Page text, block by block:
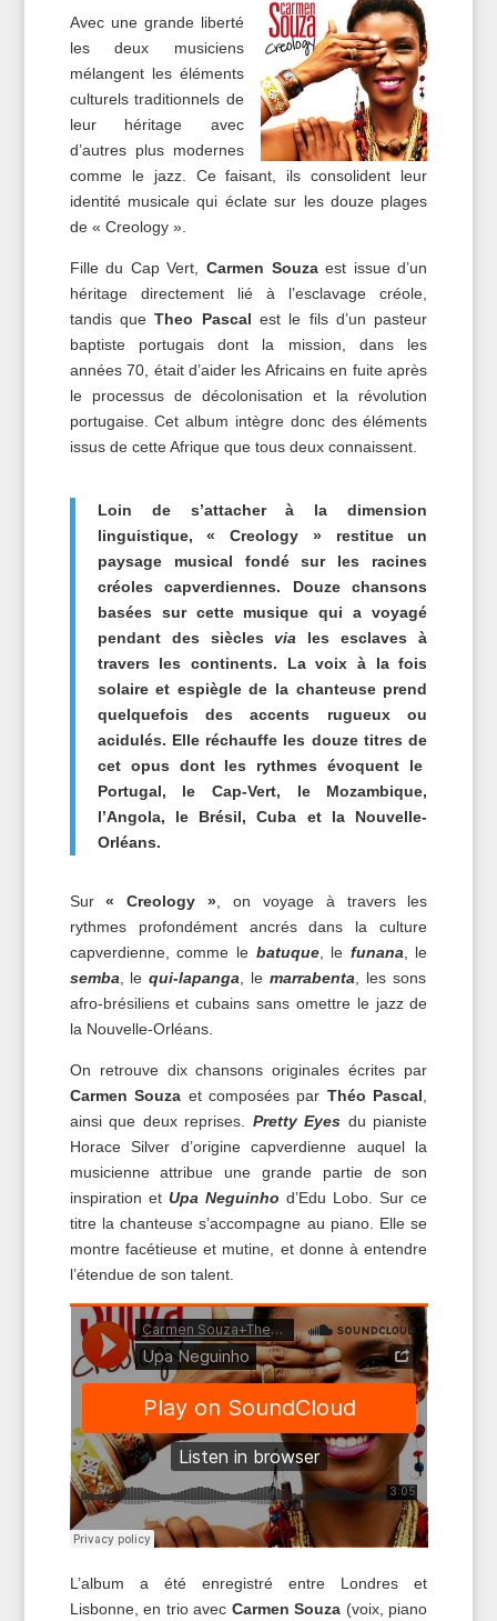
Avec une grande liberté
les deux musiciens
mélangent les éléments
culturels traditionnels de
leur héritage avec
d’autres plus modernes
comme le jazz. Ce faisant, ils consolident leur
identité musicale qui éclate sur les douze plages
de « Creology ».
Fille du Cap Vert, Carmen Souzaest issue d’un
héritage directement lié à l’esclavage créole,
tandis queTheo Pascal est le fils d’un pasteur
baptiste portugais dont la mission, dans les
années 70, était d’aider les Africains en fuite après
le processus de décolonisation et la révolution
portugaise. Cet album intègre donc des éléments
issus de cette Afrique que tous deux connaissent.
Loin de s’attacher à la dimension
linguistique, « Creology » restitue un
paysage musical fondé sur les racines
créoles capverdiennes. Douze chansons
basées sur cette musique qui a voyagé
pendant des siècles via les esclaves à
travers les continents. La voix à la fois
solaire et espiègle de la chanteuse prend
quelquefois des accents rugueux ou
acidulés. Elle réchauffe les douze titres de
cet opus dont les rythmes évoquent le
Portugal, le Cap-Vert, le Mozambique,
l’Angola, le Brésil, Cuba et la Nouvelle-
Orléans.
Sur« Creology » , on voyage à travers les
rythmes profondément ancrés dans la culture
capverdienne, comme le batuque, le funana , le
semba , lequi-lapanga , le marrabenta , les sons
afro-brésiliens et cubains sans omettre le jazz de
la Nouvelle-Orléans.
On retrouve dix chansons originales écrites par
Carmen Souza et composées par Théo Pascal
ainsi que deux reprises. Pretty Eyes du pianiste
Horace Silver d’origine capverdienne auquel la
musicienne attribue une grande partie de son
inspiration et Upa Neguinhod’Edu Lobo. Sur ce
titre la chanteuse s’accompagne au piano. Elle se
montre facétieuse et mutine, et donne à entendre
l’étendue de son talent.
L’album a été enregistré entre Londres et
Lisbonne, en trio avec Carmen Souza (voix, piano